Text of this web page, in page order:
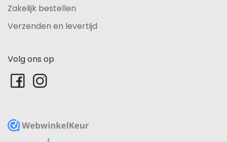
Zakelijk bestellen
Verzenden en levertijd
Volg ons op
WebwinkelKeur